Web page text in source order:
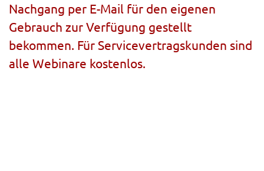
Nachgang per E-Mail für den eigenen
Gebrauch zur Verfügung gestellt
bekommen. Für Servicevertragskunden sind
alle Webinare kostenlos.